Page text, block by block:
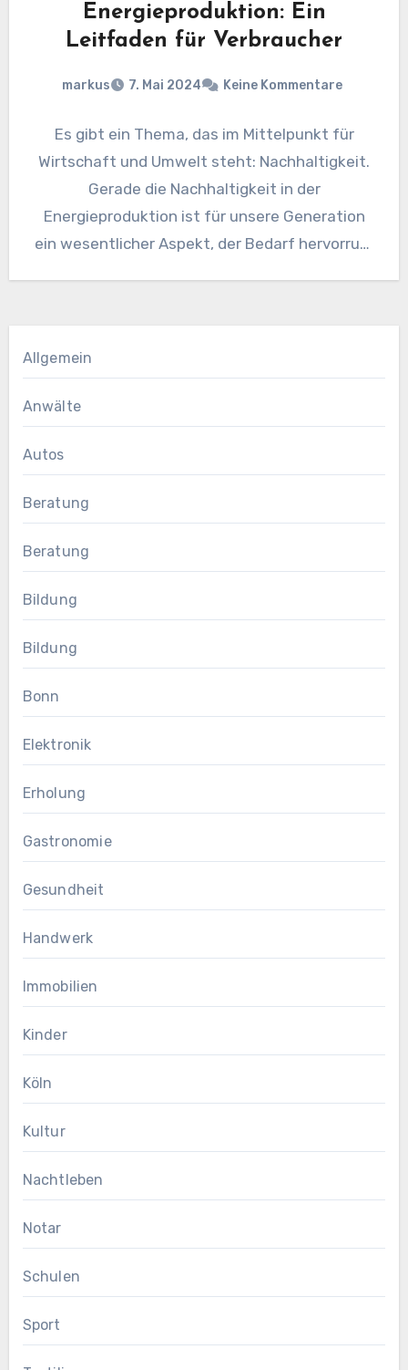
Energieproduktion: Ein
Leitfaden für Verbraucher
markus 7. Mai 2024 Keine Kommentare
Es gibt ein Thema, das im Mittelpunkt für
Wirtschaft und Umwelt steht: Nachhaltigkeit.
Gerade die Nachhaltigkeit in der
Energieproduktion ist für unsere Generation
ein wesentlicher Aspekt, der Bedarf hervorruft
Allgemein
Anwälte
Autos
Beratung
Beratung
Bildung
Bildung
Bonn
Elektronik
Erholung
Gastronomie
Gesundheit
Handwerk
Immobilien
Kinder
Köln
Kultur
Nachtleben
Notar
Schulen
Sport